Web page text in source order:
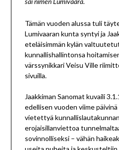
sai nimen Lumivaara.
Tämän vuoden alussa tuli
Lumivaaran kunta syntyi ja
eteläisimmän kylän
kunnallishallintonsa
värssynikkari Veisu Ville
sivuilla.
Jaakkiman Sanomat kuvaili
edellisen vuoden viime
vietettyä
erojaisillanviettoa
sovinnolliseksi – vähän